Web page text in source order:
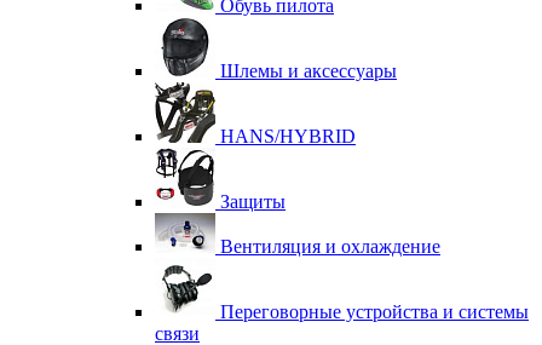
Обувь пилота
Шлемы и аксессуары
HANS/HYBRID
Защиты
Вентиляция и охлаждение
Переговорные устройства и системы
связи